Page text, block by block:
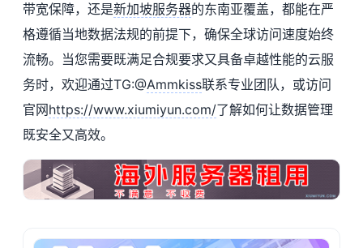
带宽保障，还是新加坡服务器的东南亚覆盖，都能在严
格遵循当地数据法规的前提下，确保全球访问速度始终
流畅。当您需要既满足合规要求又具备卓越性能的云服
务时，欢迎通过TG:@Ammkiss联系专业团队，或访问
官网https://www.xiumiyun.com/了解如何让数据管理
既安全又高效。